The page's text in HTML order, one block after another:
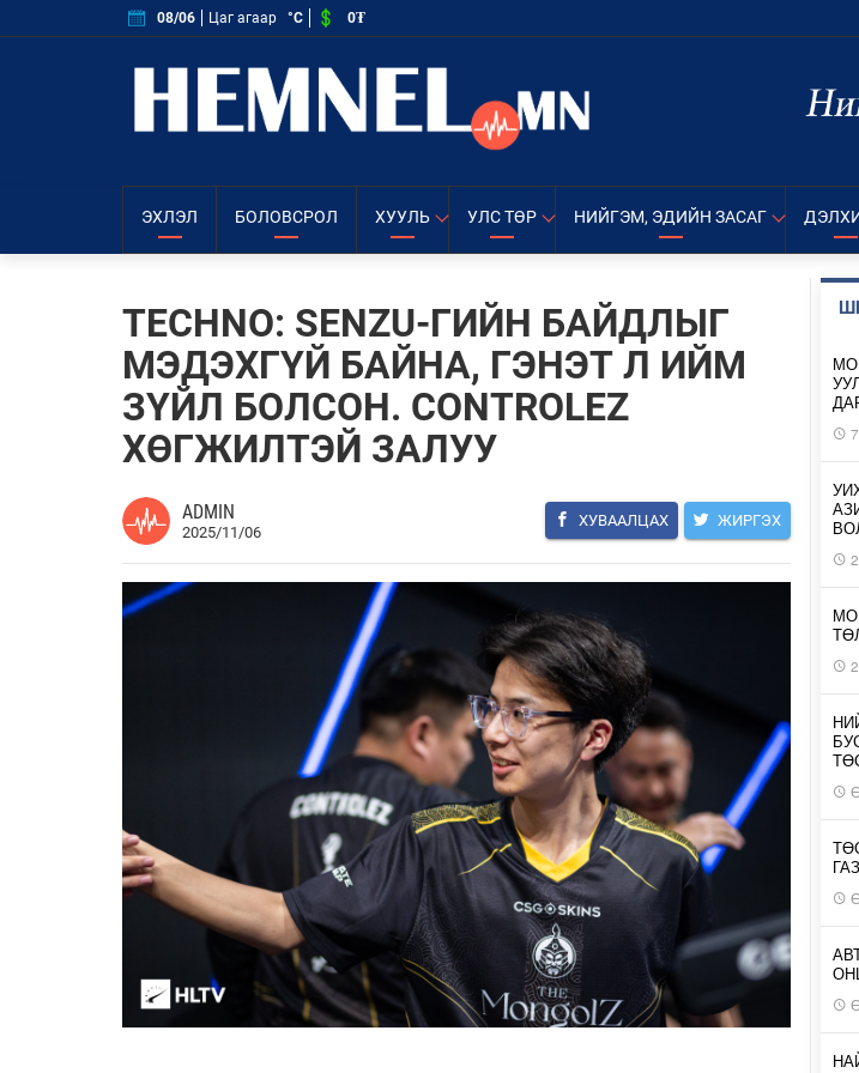
08/06 Цаг агаар °C 0₮
ЭХЛЭЛ БОЛОВСРОЛ ХУУЛЬ УЛС ТӨР НИЙГЭМ, ЭДИЙН ЗАСАГ
TECHNO: SENZU-ГИЙН БАЙДЛЫГ
МЭДЭХГҮЙ БАЙНА, ГЭНЭТ Л ИЙМ
ЗҮЙЛ БОЛСОН. CONTROLEZ
ХӨГЖИЛТЭЙ ЗАЛУУ
ADMIN
2025/11/06
ХУВААЛЦАХ ЖИРГЭХ